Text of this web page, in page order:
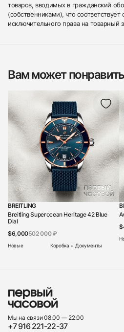
товаров, вводимых в гражданский
(собственниками), что
исключительного права на товарный
Вам может
BREITLING
Breitling Superocean Heritage 42 Blue
Dial
$6,000502 000 ₽
Новые Коробка + Документы
Мы на связи 08:00 — 22:00
+7 916 221-22-37